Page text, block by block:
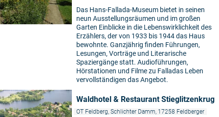
Das Hans-Fallada-Museum bietet in seinen
neun Ausstellungsräumen und im großen
Garten Einblicke in die Lebenswirklichkeit des
Erzählers, der von 1933 bis 1944 das Haus
bewohnte. Ganzjährig finden Führungen,
Lesungen, Vorträge und Literarische
Spaziergänge statt. Audioführungen,
Hörstationen und Filme zu Falladas Leben
vervollständigen das Angebot.
Waldhotel & Restaurant Stieglitzenkrug
OT Feldberg, Schlichter Damm, 17258 Feldberger